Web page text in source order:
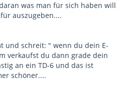
was man für sich haben will
auszugeben....
und schreit: " wenn du dein E-
verkaufst du dann grade dein
an ein TD-6 und das ist
schöner....